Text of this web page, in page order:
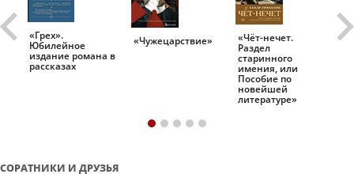
«Грех».
Юбилейное
издание романа в
рассказах
«Чужецарствие» «Чёт-нечет.
Раздел
старинного
имения, или
Пособие по
новейшей
литературе»
СОРАТНИКИ И ДРУЗЬЯ